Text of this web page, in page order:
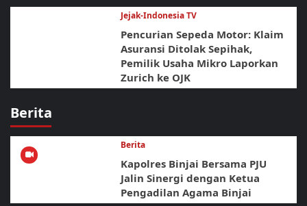
Jejak-Indonesia TV
Pencurian Sepeda Motor: Klaim
Asuransi Ditolak Sepihak,
Pemilik Usaha Mikro Laporkan
Zurich ke OJK
Berita
Berita
Kapolres Binjai Bersama PJU
Jalin Sinergi dengan Ketua
Pengadilan Agama Binjai